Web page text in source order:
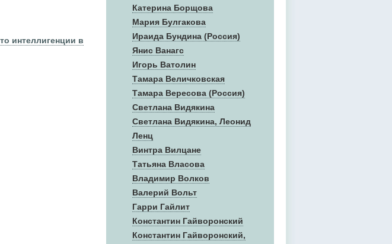
Катерина Борщова
Мария Булгакова
Ираида Бундина (Россия)
Янис Ванагс
Игорь Ватолин
Тамара Величковская
Тамара Вересова (Россия)
Светлана Видякина
Светлана Видякина, Леонид
Ленц
Винтра Вилцане
Татьяна Власова
Владимир Волков
Валерий Вольт
Гарри Гайлит
Константин Гайворонский
Константин Гайворонский,
интеллигенции в